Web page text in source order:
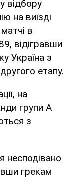
відбору
на виїзді
в
відігравши
Україна з
етапу.
на
групи А
з
несподівано
грекам